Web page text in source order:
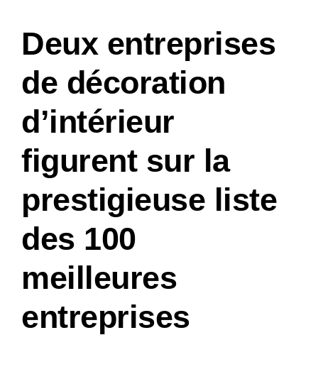
Deux entreprises
de décoration
d’intérieur
figurent sur la
prestigieuse liste
des 100
meilleures
entreprises